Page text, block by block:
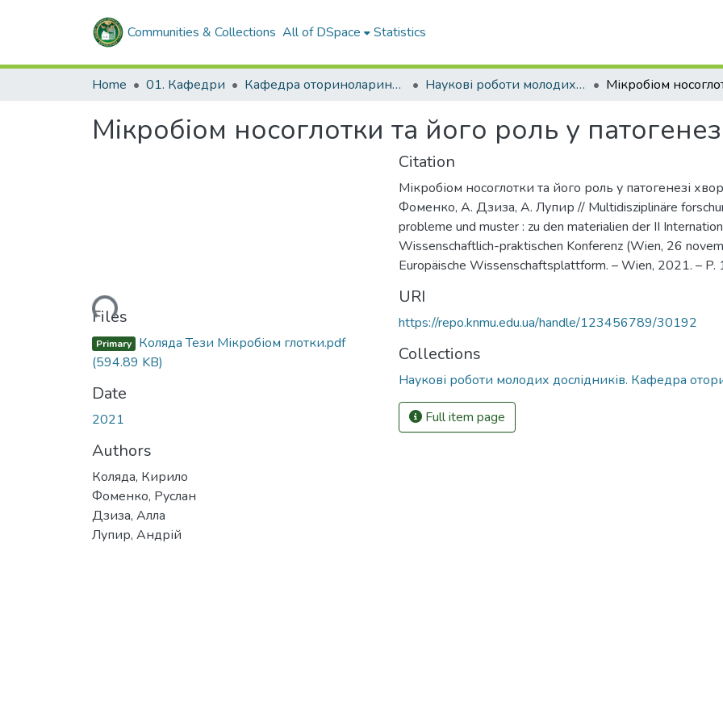
Communities & Collections All of DSpace Statistics
Home 01. Кафедри Кафедра оториноларингології Наукові роботи молодих дослідників. Кафедра оториноларингології
Мікробіом носоглотки та його роль у
Loading...
Files
Primary Коляда Тези Мікробіом глотки.pdf
(594.89 KB)
Date
2021
Authors
Коляда, Кирило
Фоменко, Руслан
Дзиза, Алла
Лупир, Андрій
Citation
Мікробіом носоглотки та його роль у патогенезі
Фоменко, А. Дзиза, А. Лупир // Multidisziplinäre
probleme und muster : zu den materialien der II
Wissenschaftlich-praktischen Konferenz (Wien, 26
Europäische Wissenschaftsplattform. – Wien, 2021. – P.
URI
https://repo.knmu.edu.ua/handle/123456789/30192
Collections
Наукові роботи молодих дослідників. Кафедра
Full item page